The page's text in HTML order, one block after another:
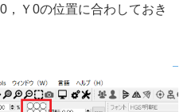
，Ｙ0の位置に合わしておき